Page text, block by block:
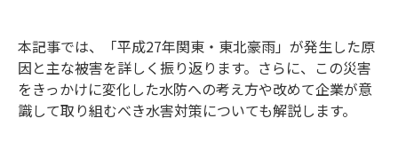
本記事では、「平成27年関東・東北豪雨」が発生した原
因と主な被害を詳しく振り返ります。さらに、この災害
をきっかけに変化した水防への考え方や改めて企業が意
識して取り組むべき水害対策についても解説します。